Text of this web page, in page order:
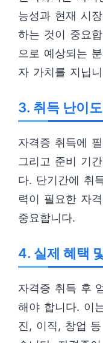
능성과 현재 시
하는 것이 중요
으로 예상되는
자 가치를 지닙
3. 취득 난이
자격증 취득에
그리고 준비 기
다. 단기간에 취
력이 필요한 자
중요합니다.
4. 실제 혜택
자격증 취득 후
해야 합니다. 이
진, 이직, 창업